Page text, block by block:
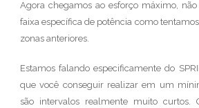
Agora chegamos ao esforço máximo,
faixa específica de potência como
zonas anteriores.
Estamos falando especificamente do
que você conseguir realizar em um
são intervalos realmente muito curtos.